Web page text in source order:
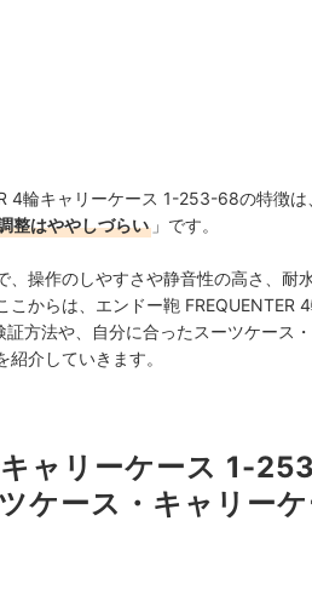
4輪キャリーケース 1-253-68の特徴
整はややしづらい 」です。
操作のしやすさや静音性の高さ、耐
からは、エンドー鞄 FREQUENTER
方法や、自分に合ったスーツケース
介していきます。
ャリーケース 1-
ケース・キャリーケ